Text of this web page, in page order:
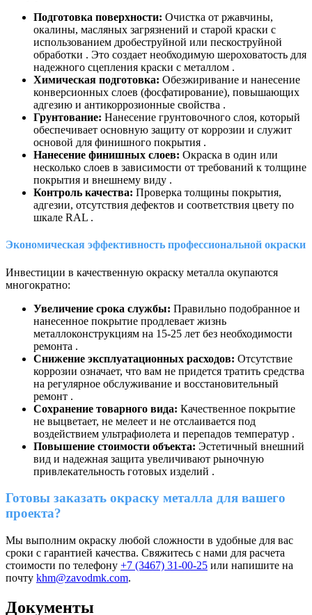
Подготовка поверхности: Очистка от ржавчины,
окалины, масляных загрязнений и старой краски с
использованием дробеструйной или пескоструйной
обработки . Это создает необходимую шероховатость для
надежного сцепления краски с металлом .
Химическая подготовка: Обезжиривание и нанесение
конверсионных слоев (фосфатирование), повышающих
адгезию и антикоррозионные свойства .
Грунтование: Нанесение грунтовочного слоя, который
обеспечивает основную защиту от коррозии и служит
основой для финишного покрытия .
Нанесение финишных слоев: Окраска в один или
несколько слоев в зависимости от требований к толщине
покрытия и внешнему виду .
Контроль качества: Проверка толщины покрытия,
адгезии, отсутствия дефектов и соответствия цвету по
шкале RAL .
Экономическая эффективность профессиональной окраски
Инвестиции в качественную окраску металла окупаются
многократно:
Увеличение срока службы: Правильно подобранное и
нанесенное покрытие продлевает жизнь
металлоконструкциям на 15-25 лет без необходимости
ремонта .
Снижение эксплуатационных расходов: Отсутствие
коррозии означает, что вам не придется тратить средства
на регулярное обслуживание и восстановительный
ремонт .
Сохранение товарного вида: Качественное покрытие
не выцветает, не мелеет и не отслаивается под
воздействием ультрафиолета и перепадов температур .
Повышение стоимости объекта: Эстетичный внешний
вид и надежная защита увеличивают рыночную
привлекательность готовых изделий .
Готовы заказать окраску металла для вашего
проекта?
Мы выполним окраску любой сложности в удобные для вас
сроки с гарантией качества. Свяжитесь с нами для расчета
стоимости по телефону +7 (3467) 31-00-25 или напишите на
почту khm@zavodmk.com.
Документы